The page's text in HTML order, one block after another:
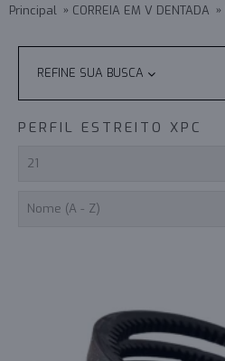
Principal CORREIA EM V DENTADA
REFINE SUA BUSCA
PERFIL ESTREITO XPC